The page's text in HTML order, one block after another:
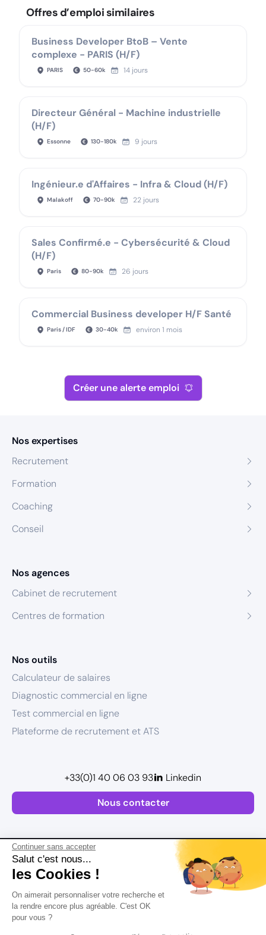
Continuer sans accepter
Salut c'est nous...
les Cookies !
On aimerait personnaliser votre recherche et
la rendre encore plus agréable. C'est OK
pour vous ?
Offres d’emploi similaires
Business Developer BtoB – Vente
complexe - PARIS (H/F)
PARIS 50-60k 14 jours
Directeur Général - Machine industrielle
(H/F)
Essonne 130-180k 9 jours
Ingénieur.e d'Affaires - Infra & Cloud (H/F)
Malakoff 70-90k 22 jours
Sales Confirmé.e - Cybersécurité & Cloud
(H/F)
Paris 80-90k 26 jours
Commercial Business developer H/F Santé
Paris / IDF 30-40k environ 1 mois
Créer une alerte emploi
Nos expertises
Recrutement
Formation
Coaching
Conseil
Nos agences
Cabinet de recrutement
Centres de formation
Nos outils
Calculateur de salaires
Diagnostic commercial en ligne
Test commercial en ligne
Plateforme de recrutement et ATS
Nous contacter
+33(0)1 40 06 03 93 Linkedin
Plan de site
Mentions légales
Conditions Générales d’Utilisation